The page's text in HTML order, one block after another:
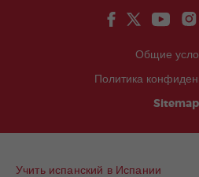
Общие
Политика
Sitemap
Учить испанский в Испании